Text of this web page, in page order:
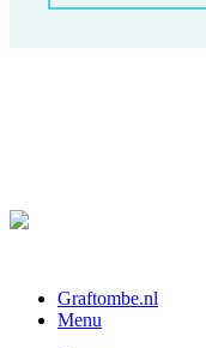
Graftombe.nl
Menu